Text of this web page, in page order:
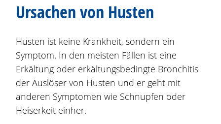
Ursachen von Husten
Husten ist keine Krankheit, sondern ein
Symptom. In den meisten Fällen ist eine
Erkältung oder erkältungsbedingte Bronchitis
der Auslöser von Husten und er geht mit
anderen Symptomen wie Schnupfen oder
Heiserkeit einher.